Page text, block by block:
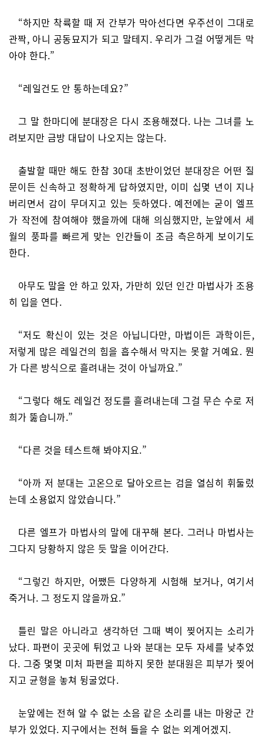
“하지만 착륙할 때 저 간부가 막아선다면 우주선이 그대로
관짝, 아니 공동묘지가 되고 말테지. 우리가 그걸 어떻게든 막
아야 한다.”
“레일건도 안 통하는데요?”
그 말 한마디에 분대장은 다시 조용해졌다. 나는 그녀를 노
려보지만 금방 대답이 나오지는 않는다.
출발할 때만 해도 한참 30대 초반이었던 분대장은 어떤 질
문이든 신속하고 정확하게 답하였지만, 이미 십몇 년이 지나
버리면서 감이 무뎌지고 있는 듯하였다. 예전에는 굳이 엘프
가 작전에 참여해야 했을까에 대해 의심했지만, 눈앞에서 세
월의 풍파를 빠르게 맞는 인간들이 조금 측은하게 보이기도
한다.
아무도 말을 안 하고 있자, 가만히 있던 인간 마법사가 조용
히 입을 연다.
“저도 확신이 있는 것은 아닙니다만, 마법이든 과학이든,
저렇게 많은 레일건의 힘을 흡수해서 막지는 못할 거예요. 뭔
가 다른 방식으로 흘려내는 것이 아닐까요.”
“그렇다 해도 레일건 정도를 흘려내는데 그걸 무슨 수로 저
희가 뚫습니까.”
“다른 것을 테스트해 봐야지요.”
“아까 저 분대는 고온으로 달아오르는 검을 열심히 휘둘렀
는데 소용없지 않았습니다.”
다른 엘프가 마법사의 말에 대꾸해 본다. 그러나 마법사는
그다지 당황하지 않은 듯 말을 이어간다.
“그렇긴 하지만, 어쨌든 다양하게 시험해 보거나, 여기서
죽거나. 그 정도지 않을까요.”
틀린 말은 아니라고 생각하던 그때 벽이 찢어지는 소리가
났다. 파편이 곳곳에 튀었고 나와 분대는 모두 자세를 낮추었
다. 그중 몇몇 미처 파편을 피하지 못한 분대원은 피부가 찢어
지고 균형을 놓쳐 뒹굴었다.
눈앞에는 전혀 알 수 없는 소음 같은 소리를 내는 마왕군 간
부가 있었다. 지구에서는 전혀 들을 수 없는 외계어겠지.